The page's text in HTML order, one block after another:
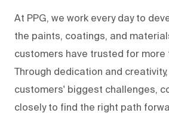
At PPG, we work every day to
the paints, coatings, and
customers have trusted for more
Through dedication and
customers' biggest challenges,
closely to find the right path